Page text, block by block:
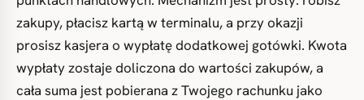
zakupy, płacisz kartą w terminalu, a przy okazji
prosisz kasjera o wypłatę dodatkowej gotówki. Kwota
wypłaty zostaje doliczona do wartości zakupów, a
cała suma jest pobierana z Twojego rachunku jako